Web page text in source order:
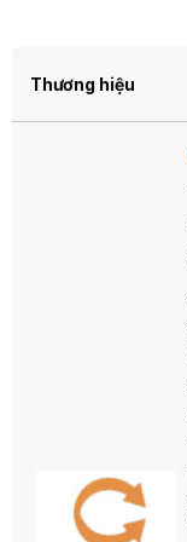
Thương hiệu